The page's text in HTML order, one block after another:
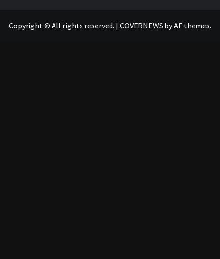
Copyright © All rights reserved. | COVERNEWS by AF themes.